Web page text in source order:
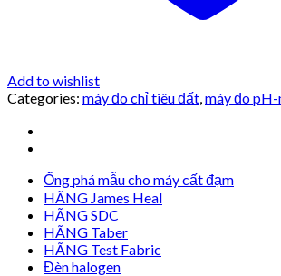
Add to wishlist
Categories: máy đo chỉ tiêu đất máy đo
Ống phá mẫu cho máy cất đạm
HÃNG James Heal
HÃNG SDC
HÃNG Taber
HÃNG Test Fabric
Đèn halogen